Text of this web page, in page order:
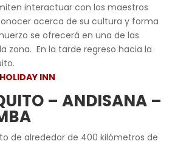
interactuar con los maestros
acerca de su cultura y forma
se ofrecerá en una de las
zona. En la tarde regreso hacia la
HOLIDAY INN
– ANDISANA –
de alrededor de 400 kilómetros de